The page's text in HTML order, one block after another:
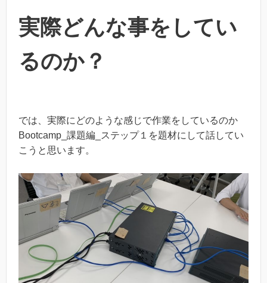
実際どんな事をしてい
るのか？
では、実際にどのような感じで作業をしているのか
Bootcamp_課題編_ステップ１を題材にして話してい
こうと思います。